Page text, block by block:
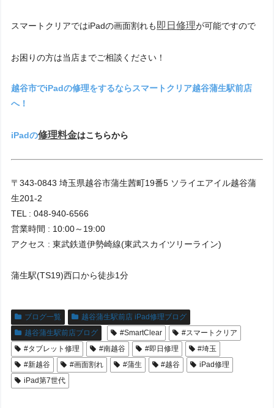
スマートクリアではiPadの画面割れも即日修理が可能ですので
お困りの方は当店までご相談ください！
越谷市でiPadの修理をするならスマートクリア越谷蒲生駅前店
へ！
iPadの修理料金はこちらから
〒343-0843 埼玉県越谷市蒲生茜町19番5 ソライエアイル越谷蒲
生201-2
TEL : 048-940-6566
営業時間 : 10:00～19:00
アクセス : 東武鉄道伊勢崎線(東武スカイツリーライン)
蒲生駅(TS19)西口から徒歩1分
ブログ一覧
越谷蒲生駅前店 iPad修理ブログ
越谷蒲生駅前店ブログ
#SmartClear
#スマートクリア
#タブレット修理
#南越谷 #即日修理
#埼玉
#新越谷
#画面割れ #蒲生 #越谷
iPad修理
iPad第7世代